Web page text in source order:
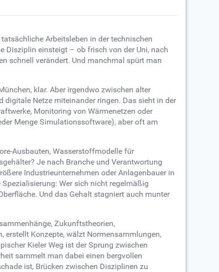
Arbeitsleben in der technischen
Disziplin einsteigt – ob frisch von der Uni, nach
schnell verändert. Und manchmal spürt man
klar. Aber irgendwo zwischen alter
digitale Netze miteinander ringen. Das sieht in der
Monitoring von Wärmenetzen oder
Menge Simulationssoftware), aber oft am
Ausbauten, Wasserstoffmodelle für
Je nach Branche und Verantwortung
Industrieunternehmen oder Anlagenbauer in
Wer sich nicht regelmäßig
Und das Gehalt stagniert auch munter
Zukunftstheorien,
erstellt Konzepte, wälzt Normensammlungen,
Kieler Weg ist der Sprung zwischen
sammelt man dabei einen bergvollen
ist, Brücken zwischen Disziplinen zu